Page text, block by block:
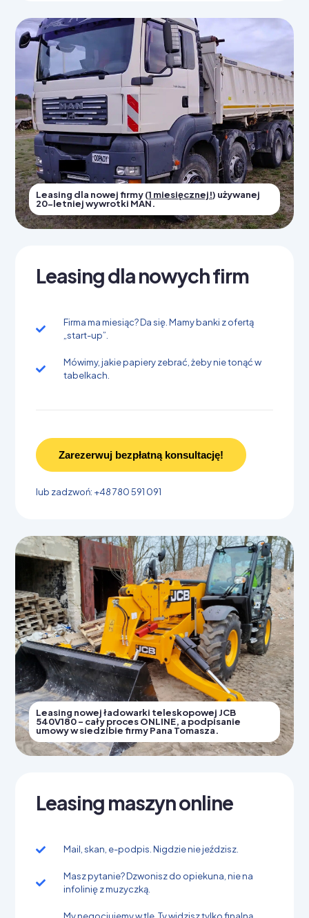
Leasing dla nowych firm
Firma ma miesiąc? Da się. Mamy banki z ofertą
„start-up”.
Mówimy, jakie papiery zebrać, żeby nie tonąć w
tabelkach.
Zarezerwuj bezpłatną konsultację!
lub zadzwoń: +48 780 591 091
Leasing dla nowej firmy (1 miesięcznej!) używanej
20-letniej wywrotki MAN.
Leasing nowej ładowarki teleskopowej JCB
540V180 - cały proces ONLINE, a podpisanie
umowy w siedzibie firmy Pana Tomasza.
Leasing maszyn online
Mail, skan, e-podpis. Nigdzie nie jeździsz.
Masz pytanie? Dzwonisz do opiekuna, nie na
infolinię z muzyczką.